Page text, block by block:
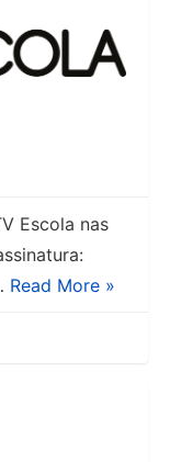
Escola nas
Read More »